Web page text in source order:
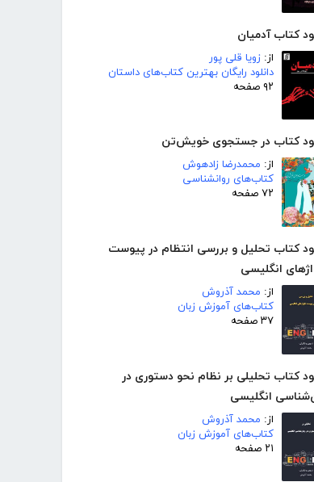
کتاب آدمیان
از: زویا قلی پور
دانلود رایگان بهترین کتاب‌های داستان
۹۲ صفحه
کتاب در جستجوی خویش‌تن
از: محمدرضا زادهوش
کتاب‌های روانشناسی
۷۲ صفحه
کتاب تحلیل و بررسی انتظام در پیوست
انگلیسی
از: محمد آذروش
کتاب‌های آموزش زبان
۳۷ صفحه
کتاب تحلیلی بر نظام نحو دستوری در
انگلیسی
از: محمد آذروش
کتاب‌های آموزش زبان
۲۱ صفحه